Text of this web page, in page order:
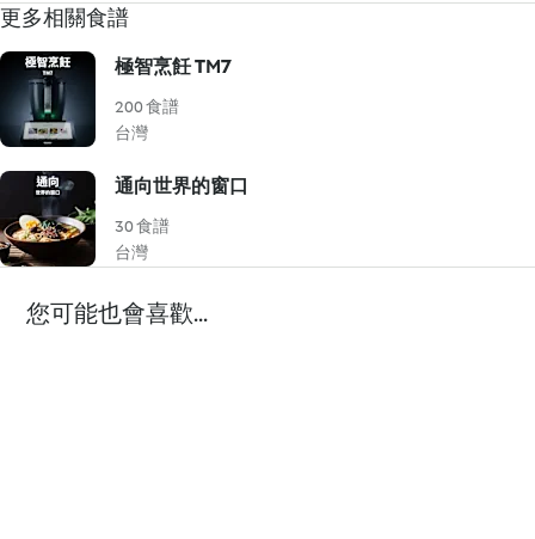
更多相關食譜
極智烹飪 TM7
200 食譜
台灣
通向世界的窗口
30 食譜
台灣
您可能也會喜歡...